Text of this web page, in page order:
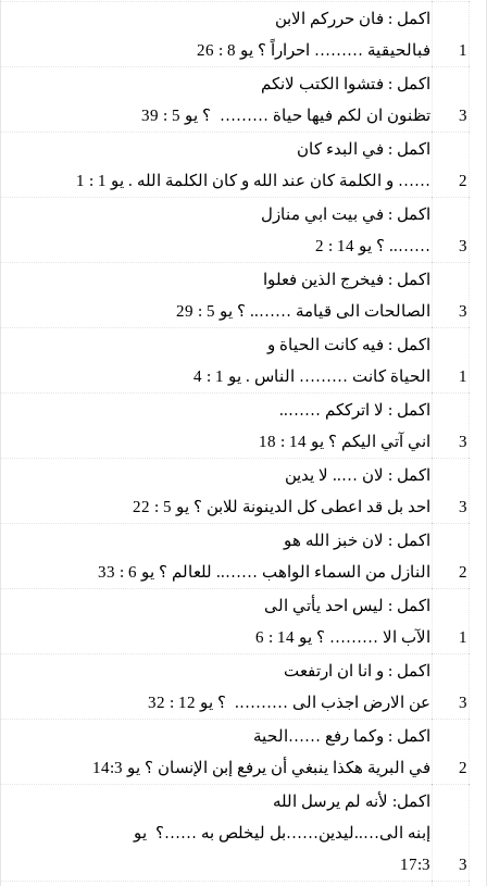
1
اكمل : فان حرركم الابن
فبالحيقية ……… احراراً ؟ يو 8 : 26
3
اكمل : فتشوا الكتب لانكم
تظنون ان لكم فيها حياة ………
؟ يو 5 : 39
2
اكمل : في البدء كان
…… و الكلمة كان عند الله و كان الكلمة الله . يو 1 : 1
3
اكمل : في بيت ابي منازل
…….. ؟ يو 14 : 2
3
اكمل : فيخرج الذين فعلوا
الصالحات الى قيامة …….. ؟ يو 5 : 29
1
اكمل : فيه كانت الحياة و
الحياة كانت ……… الناس . يو 1 : 4
3
اكمل : لا اترككم ……..
اني آتي اليكم ؟ يو 14 : 18
3
اكمل : لان ….. لا يدين
احد بل قد اعطى كل الدينونة للابن ؟ يو 5 : 22
2
اكمل : لان خبز الله هو
النازل من السماء الواهب …….. للعالم ؟ يو 6 : 33
1
اكمل : ليس احد يأتي الى
الآب الا ……… ؟ يو 14 : 6
3
اكمل : و انا ان ارتفعت
عن الارض اجذب الى ……….
؟ يو 12 : 32
2
اكمل : وكما رفع ……الحية
في البرية هكذا ينبغي أن يرفع إبن الإنسان ؟ يو 14:3
3
اكمل: لأنه لم يرسل الله
إبنه الى…..ليدين……بل ليخلص به ……؟
يو
17:3